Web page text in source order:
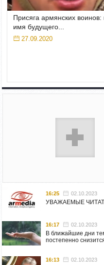
Присяга армянских воинов:
имя будущего...
27.09.2020
16:25 02.10.2023
УВАЖАЕМЫЕ
16:17 02.10.2023
В ближайшие дни
постепенно
16:13 02.10.2023